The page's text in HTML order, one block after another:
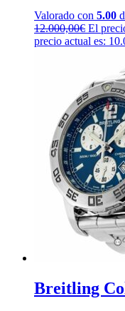
Valorado con 5.00
12.000,00€ El
precio actual es:
Breitling